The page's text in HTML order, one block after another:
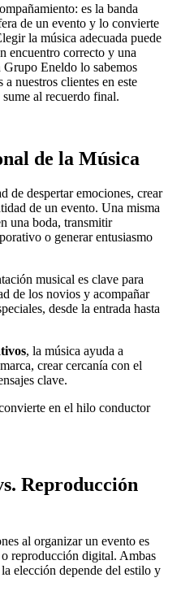
es la banda
de un evento y lo convierte
la música adecuada puede
encuentro correcto y una
Eneldo lo sabemos
nuestros clientes en este
al recuerdo final.
de la Música
de despertar emociones, crear
de un evento. Una misma
una boda, transmitir
o generar entusiasmo
musical es clave para
de los novios y acompañar
desde la entrada hasta
, la música ayuda a
crear cercanía con el
clave.
en el hilo conductor
Reproducción
al organizar un evento es
reproducción digital. Ambas
elección depende del estilo y